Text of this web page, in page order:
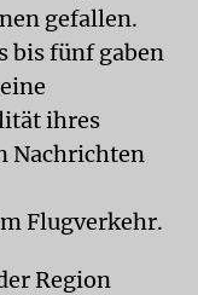
gefallen.
bis fünf gaben
ihres
Nachrichten
Flugverkehr.
Region